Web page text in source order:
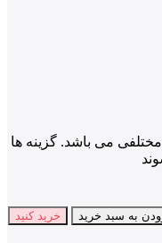
می باشد. گزینه ها
به سبد خرید خرید کنید